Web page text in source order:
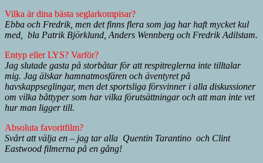
Vilka är dina bästa seglarkompisar?
Ebba och Fredrik, men det finns flera som jag har haft mycket kul
med, bla Patrik Björklund, Anders Wennberg och Fredrik Adilstam.
Entyp eller LYS? Varför?
Jag slutade gasta på storbåtar för att respitreglerna inte tilltalar
mig. Jag älskar hamnatmosfären och äventyret på
havskappseglingar, men det sportsliga försvinner i alla diskussioner
om vilka båttyper som har vilka förutsättningar och att man inte vet
hur man ligger till.
Absoluta favoritfilm?
Svårt att välja en – jag tar alla Quentin Tarantino och Clint
Eastwood filmerna på en gång!